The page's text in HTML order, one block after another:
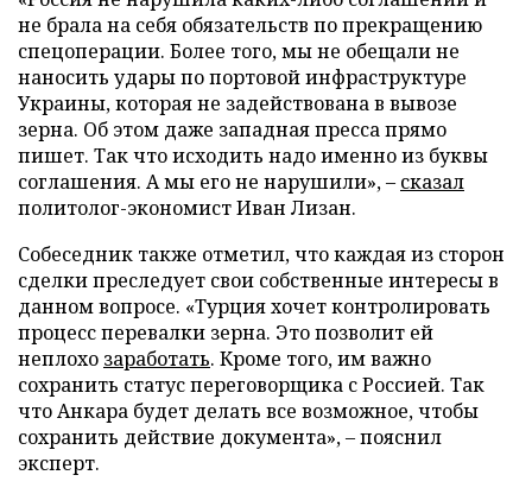
не брала на себя обязательств по прекращению
спецоперации. Более того, мы не обещали не
наносить удары по портовой инфраструктуре
Украины, которая не задействована в вывозе
зерна. Об этом даже западная пресса прямо
пишет. Так что исходить надо именно из буквы
соглашения. А мы его не нарушили», – сказал
политолог-экономист Иван Лизан.
Собеседник также отметил, что каждая из сторон
сделки преследует свои собственные интересы в
данном вопросе. «Турция хочет контролировать
процесс перевалки зерна. Это позволит ей
неплохо заработать. Кроме того, им важно
сохранить статус переговорщика с Россией. Так
что Анкара будет делать все возможное, чтобы
сохранить действие документа», – пояснил
эксперт.